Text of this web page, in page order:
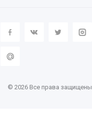
© 2026 Все права защищены.